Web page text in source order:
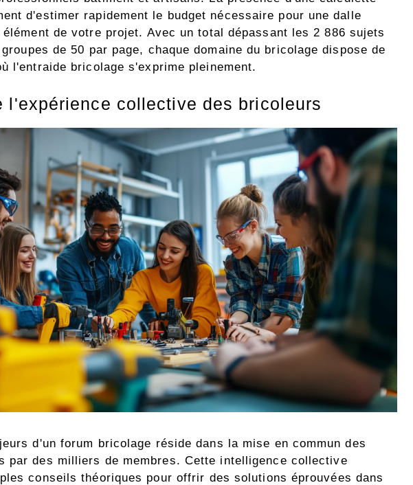
d'estimer rapidement le budget nécessaire pour une dalle
de votre projet. Avec un total dépassant les 2 886 sujets
de 50 par page, chaque domaine du bricolage dispose de
l'entraide bricolage s'exprime pleinement.
l'expérience collective des bricoleurs
d'un forum bricolage réside dans la mise en commun des
par des milliers de membres. Cette intelligence collective
conseils théoriques pour offrir des solutions éprouvées dans